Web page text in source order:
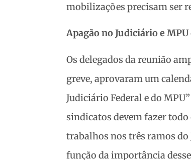
mobilizações precisam ser
Apagão no Judiciário e
Os delegados da reunião
greve, aprovaram um
Judiciário Federal e do
sindicatos devem fazer
trabalhos nos três ramos do
função da importância